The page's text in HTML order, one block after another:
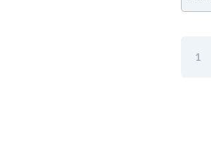
shirt